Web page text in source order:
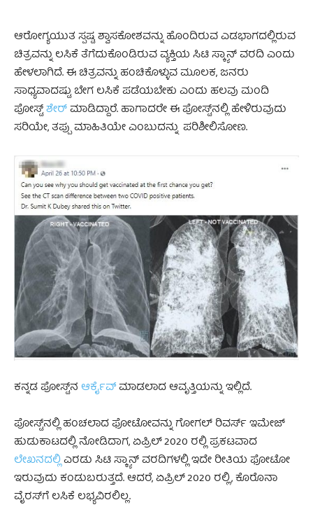
ಆರೋಗ್ಯಯುತ ಸ್ಪಷ್ಟ ಶ್ವಾಸಕೋಶವನ್ನು ಹೊಂದಿರುವ ಎಡಭಾಗದಲ್ಲಿರುವ
ಚಿತ್ರವನ್ನು ಲಸಿಕೆ ತೆಗೆದುಕೊಂಡಿರುವ ವ್ಯಕ್ತಿಯ ಸಿಟಿ ಸ್ಕ್ಯಾನ್ ವರದಿ ಎಂದು
ಹೇಳಲಾಗಿದೆ. ಈ ಚಿತ್ರವನ್ನು ಹಂಚಿಕೊಳ್ಳುವ ಮೂಲಕ, ಜನರು
ಸಾಧ್ಯವಾದಷ್ಟು ಬೇಗ ಲಸಿಕೆ ಪಡೆಯಬೇಕು ಎಂದು ಹಲವು ಮಂದಿ
ಪೋಸ್ಟ್ಶೇರ್‌ಮಾಡಿದ್ದಾರೆ. ಹಾಗಾದರೇ ಈ ಪೋಸ್ಟ್‌ನಲ್ಲಿ ಹೇಳಿರುವುದು
ಸರಿಯೇ, ತಪ್ಪು ಮಾಹಿತಿಯೇ ಎಂಬುದನ್ನು ಪರಿಶೀಲಿಸೋಣ.
ಕನ್ನಡ ಪೋಸ್ಟ್‌ನಆರ್ಕೈವ್ಮಾಡಲಾದ ಆವೃತ್ತಿಯನ್ನು ಇಲ್ಲಿದೆ.
ಪೋಸ್ಟ್‌ನಲ್ಲಿ ಹಂಚಲಾದ ಫೋಟೋವನ್ನು ಗೋಗಲ್ ರಿವರ್ಸ್ ಇಮೇಜ್
ಹುಡುಕಾಟದಲ್ಲಿ ನೋಡಿದಾಗ, ಏಪ್ರಿಲ್ 2020 ರಲ್ಲಿ ಪ್ರಕಟವಾದ
ಲೇಖನದಲ್ಲಿಎರಡು ಸಿಟಿ ಸ್ಕ್ಯಾನ್ ವರದಿಗಳಲ್ಲಿ ಇದೇ ರೀತಿಯ ಫೋಟೋ
ಇರುವುದು ಕಂಡುಬರುತ್ತದೆ. ಆದರೆ, ಏಪ್ರಿಲ್ 2020 ರಲ್ಲಿ, ಕೊರೊನಾ
ವೈರಸ್‌ಗೆ ಲಸಿಕೆ ಲಭ್ಯವಿರಲಿಲ್ಲ.